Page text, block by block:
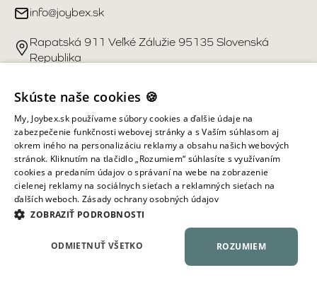
info@joybex.sk
Rapatská 911 Veľké Zálužie 95135 Slovenská
Republika
Užitočné odkazy
Účet
Informácie obchodu
Všetky práva vyhradené ©
Skúste naše cookies 🍪
My, Joybex.sk používame súbory cookies a ďalšie údaje na
zabezpečenie funkčnosti webovej stránky a s Vaším súhlasom aj
okrem iného na personalizáciu reklamy a obsahu našich webových
stránok. Kliknutím na tlačidlo „Rozumiem“ súhlasíte s využívaním
cookies a predaním údajov o správaní na webe na zobrazenie
cielenej reklamy na sociálnych sieťach a reklamných sieťach na
ďalších weboch. Zásady ochrany osobných údajov
ZOBRAZIŤ PODROBNOSTI
ROZUMIEM
ODMIETNUŤ VŠETKO